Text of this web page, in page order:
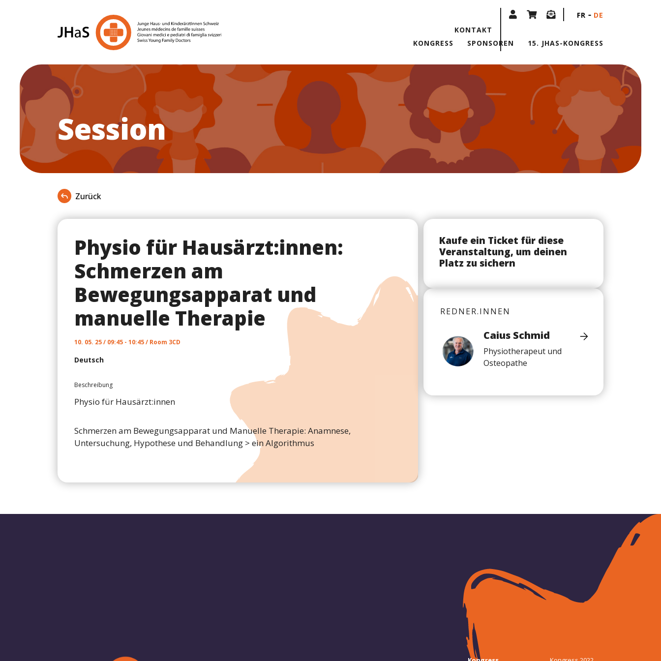
KONGRESS SPONSOREN 15. JHAS-KONGRESS
KONTAKT
FR DE
Session
Zurück
Physio für Hausärzt:innen:
Schmerzen am
Bewegungsapparat und
manuelle Therapie
10. 05. 25 / 09:45 - 10:45 / Room 3CD
Deutsch
Beschreibung
Physio für Hausärzt:innen
Schmerzen am Bewegungsapparat und Manuelle Therapie: Anamnese,
Untersuchung, Hypothese und Behandlung > ein Algorithmus
Kaufe ein Ticket für diese
Veranstaltung, um deinen
Platz zu sichern
REDNER.INNEN
Caius Schmid
Physiotherapeut und
Osteopathe